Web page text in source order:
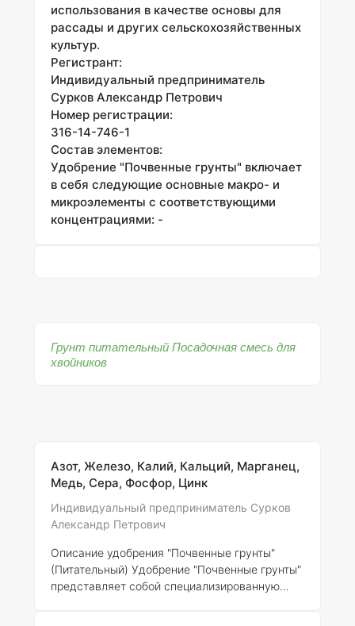
использования в качестве основы для
рассады и других сельскохозяйственных
культур.
Регистрант:
Индивидуальный предприниматель
Сурков Александр Петрович
Номер регистрации:
316-14-746-1
Состав элементов:
Удобрение "Почвенные грунты" включает
в себя следующие основные макро- и
микроэлементы с соответствующими
концентрациями: -
Грунт питательный Посадочная смесь для
хвойников
Азот, Железо, Калий, Кальций, Марганец,
Медь, Сера, Фосфор, Цинк
Индивидуальный предприниматель Сурков
Александр Петрович
Описание удобрения "Почвенные грунты"
(Питательный)
представляет собой специализированную